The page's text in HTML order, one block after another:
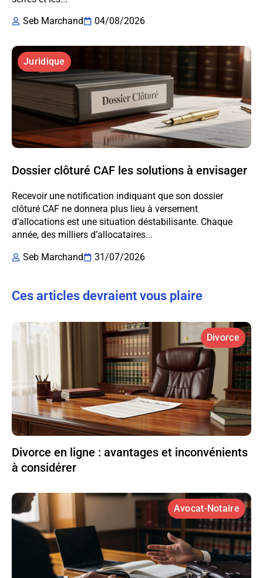
Seb Marchand
04/08/2026
Juridique
Dossier clôturé CAF les solutions à envisager
Recevoir une notification indiquant que son dossier
clôturé CAF ne donnera plus lieu à versement
d’allocations est une situation déstabilisante. Chaque
année, des milliers d’allocataires...
Seb Marchand
31/07/2026
Ces articles devraient vous plaire
Divorce
Divorce en ligne : avantages et inconvénients
à considérer
Avocat-Notaire